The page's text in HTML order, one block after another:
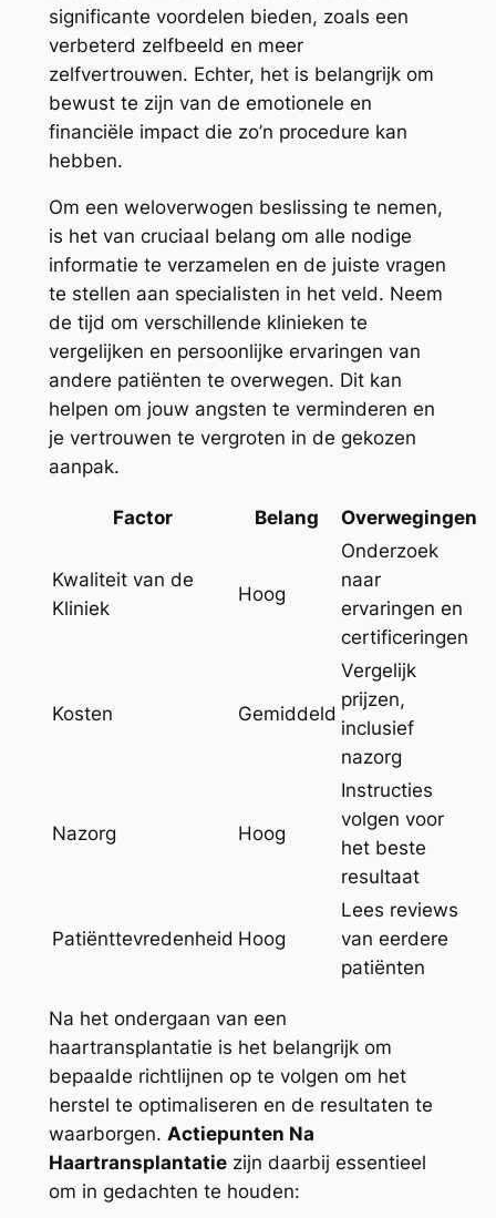
significante voordelen bieden, zoals een
verbeterd zelfbeeld en meer
zelfvertrouwen. Echter, het is belangrijk om
bewust te zijn van de emotionele en
financiële impact die zo’n procedure kan
hebben.
Om een weloverwogen beslissing te nemen,
is het van cruciaal belang om alle nodige
informatie te verzamelen en de juiste vragen
te stellen aan specialisten in het veld. Neem
de tijd om verschillende klinieken te
vergelijken en persoonlijke ervaringen van
andere patiënten te overwegen. Dit kan
helpen om jouw angsten te verminderen en
je vertrouwen te vergroten in de gekozen
aanpak.
Factor Belang Overwegingen
Kwaliteit van de
Kliniek
Hoog
Onderzoek
naar
ervaringen en
certificeringen
Kosten Gemiddeld
Vergelijk
prijzen,
inclusief
nazorg
Nazorg Hoog
Instructies
volgen voor
het beste
resultaat
Patiënttevredenheid Hoog
Lees reviews
van eerdere
patiënten
Na het ondergaan van een
haartransplantatie is het belangrijk om
bepaalde richtlijnen op te volgen om het
herstel te optimaliseren en de resultaten te
waarborgen. Actiepunten Na
Haartransplantatiezijn daarbij essentieel
om in gedachten te houden: